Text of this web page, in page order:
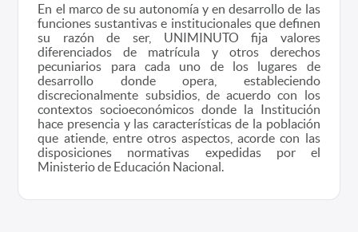
En el marco de su autonomía y en desarrollo de las
funciones sustantivas e institucionales que definen
su razón de ser, UNIMINUTO fija valores
diferenciados de matrícula y otros derechos
pecuniarios para cada uno de los lugares de
desarrollo donde opera, estableciendo
discrecionalmente subsidios, de acuerdo con los
contextos socioeconómicos donde la Institución
hace presencia y las características de la población
que atiende, entre otros aspectos, acorde con las
disposiciones normativas expedidas por el
Ministerio de Educación Nacional.